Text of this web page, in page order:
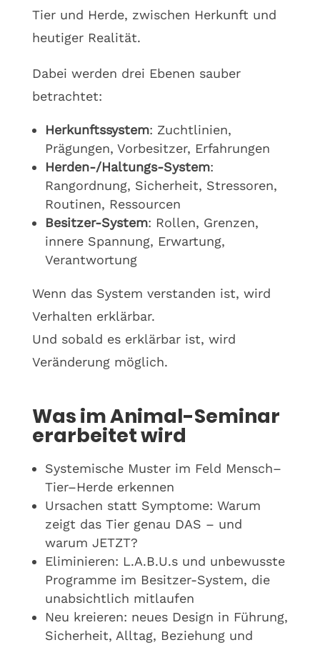
Tier und Herde, zwischen Herkunft und
heutiger Realität.
Dabei werden drei Ebenen sauber
betrachtet:
Herkunftssystem: Zuchtlinien,
Prägungen, Vorbesitzer, Erfahrungen
Herden-/Haltungs-System:
Rangordnung, Sicherheit, Stressoren,
Routinen, Ressourcen
Besitzer-System: Rollen, Grenzen,
innere Spannung, Erwartung,
Verantwortung
Wenn das System verstanden ist, wird
Verhalten erklärbar.
Und sobald es erklärbar ist, wird
Veränderung möglich.
Was im Animal-Seminar
erarbeitet wird
Systemische Muster im Feld Mensch–
Tier–Herde erkennen
Ursachen statt Symptome: Warum
zeigt das Tier genau DAS – und
warum JETZT?
Eliminieren: L.A.B.U.s und unbewusste
Programme im Besitzer-System, die
unabsichtlich mitlaufen
Neu kreieren: neues Design in Führung,
Sicherheit, Alltag, Beziehung und